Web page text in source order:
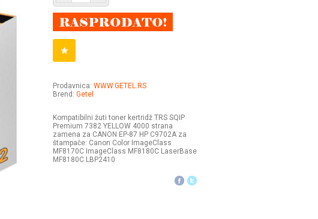
Prodavnica: WWW.GETEL.RS
Brend: Getel
Kompatibilni žuti toner kertridž TRS SQIP
Premium 7382 YELLOW 4000 strana
zamena za CANON EP-87 HP C9702A za
štampače: Canon Color ImageClass
MF8170C ImageClass MF8180C LaserBase
MF8180C LBP2410